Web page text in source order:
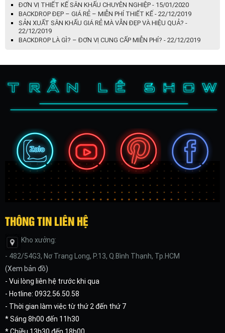
ĐƠN VỊ THIẾT KẾ SÂN KHẤU CHUYÊN NGHIỆP - 15/01/2020
BACKDROP ĐẸP – GIÁ RẺ – MIỄN PHÍ THIẾT KẾ - 22/12/2019
SẢN XUẤT SÂN KHẤU GIÁ RẺ MÀ VẪN ĐẸP VÀ HIỆU QUẢ? -
22/12/2019
BACKDROP LÀ GÌ? – ĐƠN VỊ CUNG CẤP MIỄN PHÍ? - 22/12/2019
THÔNG TIN LIÊN HỆ
Kho xưởng:
- 482/54G3, Nơ Trang Long, P.13, Q.Bình Thạnh, Tp.HCM
(Xem bản đồ)
- Vui lòng liên hệ trước khi qua
- Hotline: 0932.56.50.58
- Thời gian làm việc từ thứ 2 đến thứ 7
* Sáng 8h00 đến 11h30